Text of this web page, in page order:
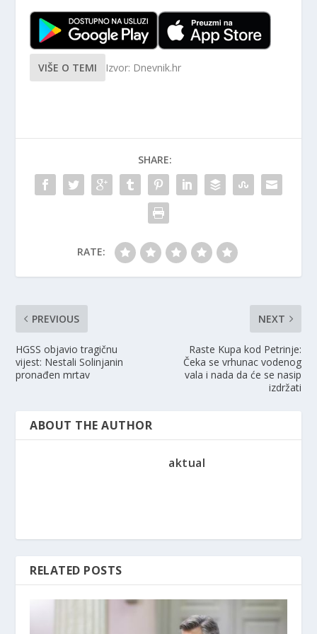
VIŠE O TEMI Izvor: Dnevnik.hr
SHARE:
RATE:
PREVIOUS
HGSS objavio tragičnu
vijest: Nestali Solinjanin
pronađen mrtav
NEXT
Raste Kupa kod Petrinje:
Čeka se vrhunac vodenog
vala i nada da će se nasip
izdržati
ABOUT THE AUTHOR
aktual
RELATED POSTS